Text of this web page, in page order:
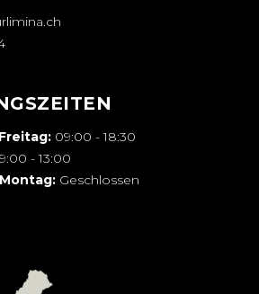
09:00 - 18:30
- 13:00
Geschlossen